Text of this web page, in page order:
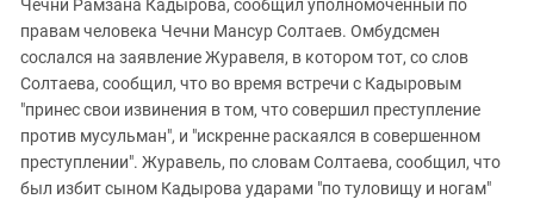
Чечни Рамзана Кадырова, сообщил уполномоченный по
правам человека Чечни Мансур Солтаев. Омбудсмен
сослался на заявление Журавеля, в котором тот, со слов
Солтаева, сообщил, что во время встречи с Кадыровым
"принес свои извинения в том, что совершил преступление
против мусульман", и "искренне раскаялся в совершенном
преступлении". Журавель, по словам Солтаева, сообщил, что
был избит сыном Кадырова ударами "по туловищу и ногам"